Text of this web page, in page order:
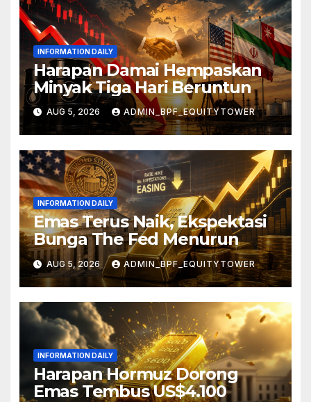
INFORMATION DAILY
Harapan Damai Hempaskan
Minyak Tiga Hari Beruntun
AUG 5, 2026 ADMIN_BPF_EQUITYTOWER
INFORMATION DAILY
Emas Terus Naik, Ekspektasi
Bunga The Fed Menurun
AUG 5, 2026 ADMIN_BPF_EQUITYTOWER
INFORMATION DAILY
Harapan Hormuz Dorong
Emas Tembus US$4.100